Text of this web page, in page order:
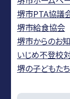
堺市PTA協議
堺市給食協会
堺市からのお
いじめ不登校
堺の子どもた